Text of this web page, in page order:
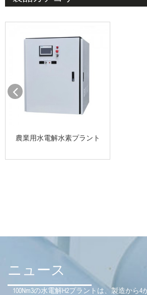
農業用水電解水素プラント
ニュース
100Nm3の水電解H2プラントは、製造から